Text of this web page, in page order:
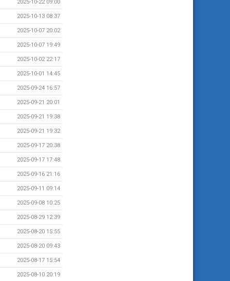
2025-10-22 09:00
2025-10-13 08:37
2025-10-07 20:02
2025-10-07 19:49
2025-10-02 22:17
2025-10-01 14:45
2025-09-24 16:57
2025-09-21 20:01
2025-09-21 19:38
2025-09-21 19:32
2025-09-17 20:38
2025-09-17 17:48
2025-09-16 21:16
2025-09-11 09:14
2025-09-08 10:25
2025-08-29 12:39
2025-08-20 15:55
2025-08-20 09:43
2025-08-17 15:54
2025-08-10 20:19